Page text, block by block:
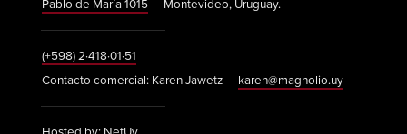
Pablo de María 1015— Montevideo, Uruguay.
(+598) 2·418·01·51
Contacto comercial: Karen Jawetz — karen@magnolio.uy